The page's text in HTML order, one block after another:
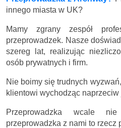
innego miasta w UK?
Mamy zgrany zespół
przeprowadzek. Nasze
szereg lat, realizując
osób prywatnych i firm.
Nie boimy się trudnych
klientowi wychodząc
Przeprowadzka wcale
przeprowadzka z nami to rzecz